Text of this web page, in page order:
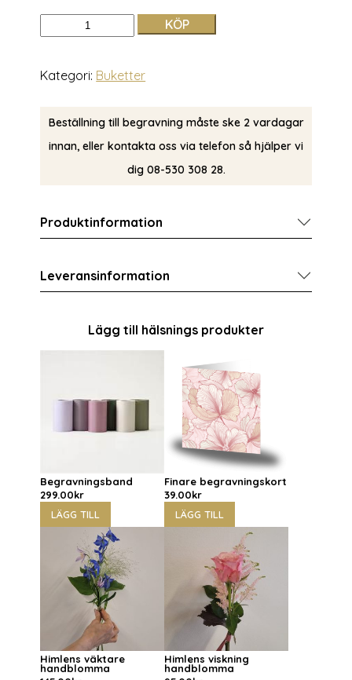
KÖP
Kategori: Buketter
Beställning till begravning måste ske 2 vardagar
innan, eller kontakta oss via telefon så hjälper vi
dig 08-530 308 28.
Produktinformation
Leveransinformation
Lägg till hälsnings produkter
Begravningsband
299.00kr
LÄGG TILL
Finare begravningskort
39.00kr
LÄGG TILL
Himlens väktare
handblomma
Himlens viskning
handblomma